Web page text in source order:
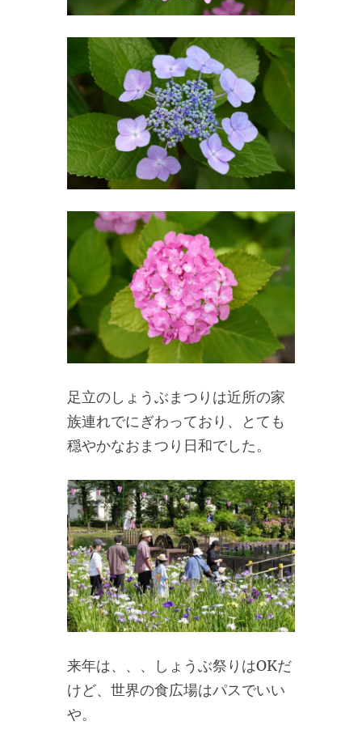
足立のしょうぶまつりは近所の家
族連れでにぎわっており、とても
穏やかなおまつり日和でした。
来年は、、、しょうぶ祭りはOKだ
けど、世界の食広場はパスでいい
や。